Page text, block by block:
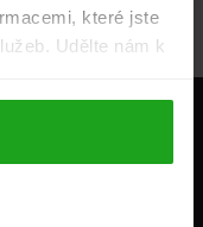
které jste
Udělte nám k